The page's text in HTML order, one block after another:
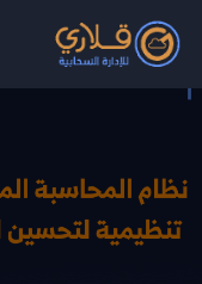
انتقال إلى المحتوى الرئيسي